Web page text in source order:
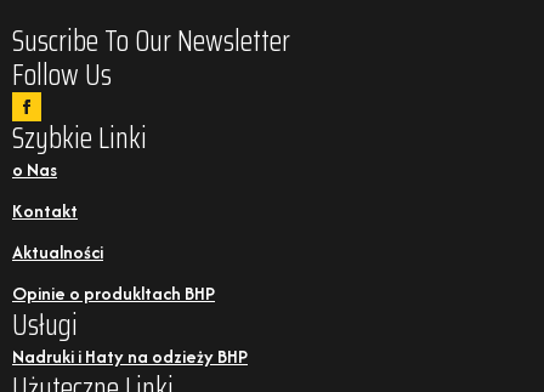
Suscribe To Our Newsletter
Follow Us
Szybkie Linki
o Nas
Kontakt
Aktualności
Opinie o produkltach BHP
Usługi
Nadruki i Haty na odzieży BHP